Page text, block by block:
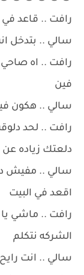
رافت .. قاعد في
سالي .. بتدخل
رافت .. اه
فين
سالي .. هكون
دلعتك زياده عن
سالي .. مفيش
اقعد في البيت
رافت .. ماشي
الشركه نتكلم
سالي .. انت